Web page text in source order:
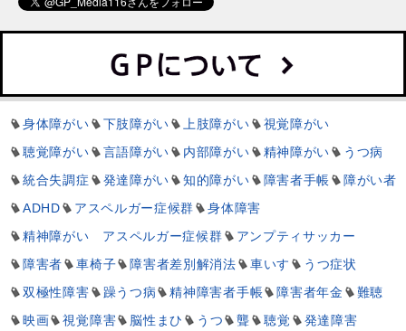
身体障がい 下肢障がい 上肢障がい
視覚障がい
聴覚障がい
言語障がい 内部障がい 精神障がい
うつ病
統合失調症
発達障がい 知的障がい 障害者手帳
障がい者
ADHD
アスペルガー症候群
身体障害
精神障がい アスペルガー症候群
アンプティサッカー
障害者
車椅子 障害者差別解消法 車いす
うつ症状
双極性障害
躁うつ病 精神障害者手帳 障害者年金
難聴
映画
視覚障害 脳性まひ うつ 聾 聴覚
発達障害